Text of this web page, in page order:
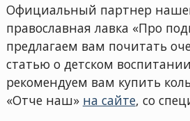
Официальный партнер
православная лавка «Про
предлагаем вам почитать
статью о детском
рекомендуем вам купить
«Отче наш» на сайте, со